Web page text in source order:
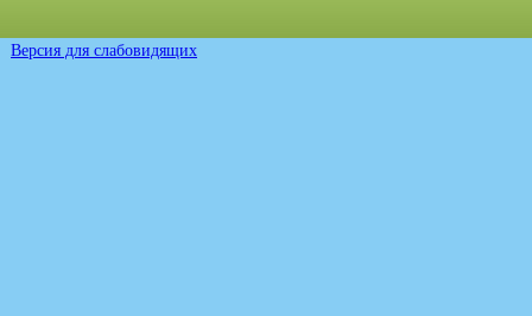
Версия для слабовидящих